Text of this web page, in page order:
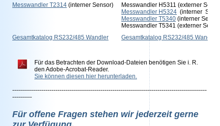
Messwandler T2314 (interner Sensor)
Messwandler H5311 (externer
Messwandler H5324 (interner
Messwandler T5340 (interner
Messwandler T5341 (externer
Gesamtkatalog RS232/485 Wandler
Gesamtkatalog RS232/485 Wandler
Für das Betrachten der Download-Dateien benötigen Sie i. R.
den Adobe-Acrobat-Reader.
Sie können diesen hier herunterladen.
---------------------------------------------------------------------------------------------------
----------
Für offene Fragen stehen wir jederzeit gerne